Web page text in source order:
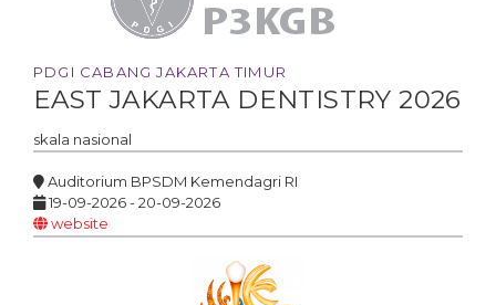
PDGI CABANG JAKARTA TIMUR
EAST JAKARTA DENTISTRY 2026
skala nasional
Auditorium BPSDM Kemendagri RI
19-09-2026 - 20-09-2026
website